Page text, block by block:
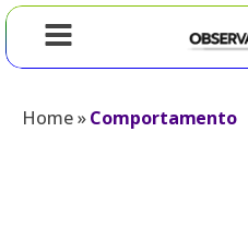
Home»Comportamento